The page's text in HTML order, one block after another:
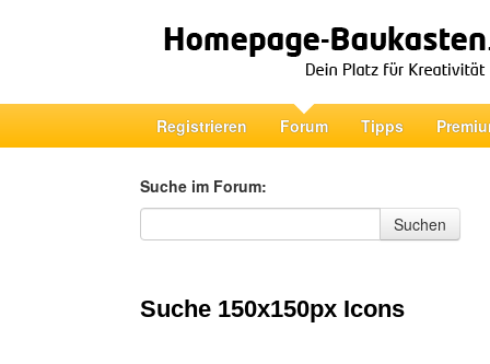
Registrieren Forum Tipps
Suche im Forum:
Suche im Forum
Suchen
Suche 150x150px Icons